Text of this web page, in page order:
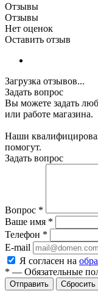
Отзывы
Отзывы
Нет оценок
Оставить отзыв
Загрузка отзывов...
Задать вопрос
Вы можете задать
или работе магазина.
Наши
помогут.
Задать вопрос
Вопрос *
Ваше имя *
Телефон *
E-mail
Я согласен на
* — Обязательные
Сбросить